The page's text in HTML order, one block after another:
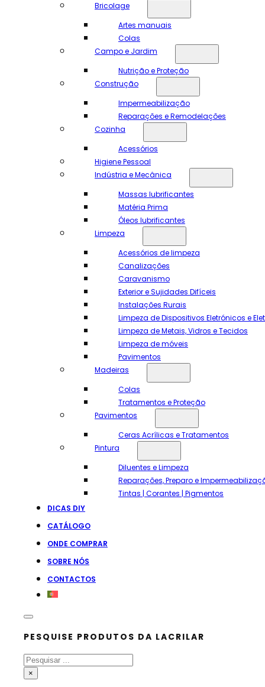
Bricolage
Artes manuais
Colas
Campo e Jardim
Nutrição e Proteção
Construção
Impermeabilização
Reparações e Remodelações
Cozinha
Acessórios
Higiene Pessoal
Indústria e Mecânica
Massas lubrificantes
Matéria Prima
Óleos lubrificantes
Limpeza
Acessórios de limpeza
Canalizações
Caravanismo
Exterior e Sujidades Difíceis
Instalações Rurais
Limpeza de Dispositivos Eletrónicos e
Limpeza de Metais, Vidros e Tecidos
Limpeza de móveis
Pavimentos
Madeiras
Colas
Tratamentos e Proteção
Pavimentos
Ceras Acrílicas e Tratamentos
Pintura
Diluentes e Limpeza
Reparações, Preparo e
Tintas | Corantes | Pigmentos
DICAS DIY
CATÁLOGO
ONDE COMPRAR
SOBRE NÓS
CONTACTOS
PESQUISE PRODUTOS DA LACRILAR
Pesquisar
×